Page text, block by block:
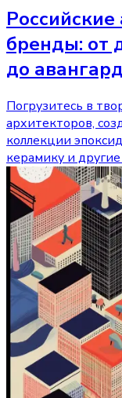
бренды: от
до
Погрузитесь в
архитекторов,
коллекции
керамику и